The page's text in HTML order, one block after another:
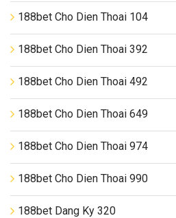
188bet Cho Dien Thoai 104
188bet Cho Dien Thoai 392
188bet Cho Dien Thoai 492
188bet Cho Dien Thoai 649
188bet Cho Dien Thoai 974
188bet Cho Dien Thoai 990
188bet Dang Ky 320